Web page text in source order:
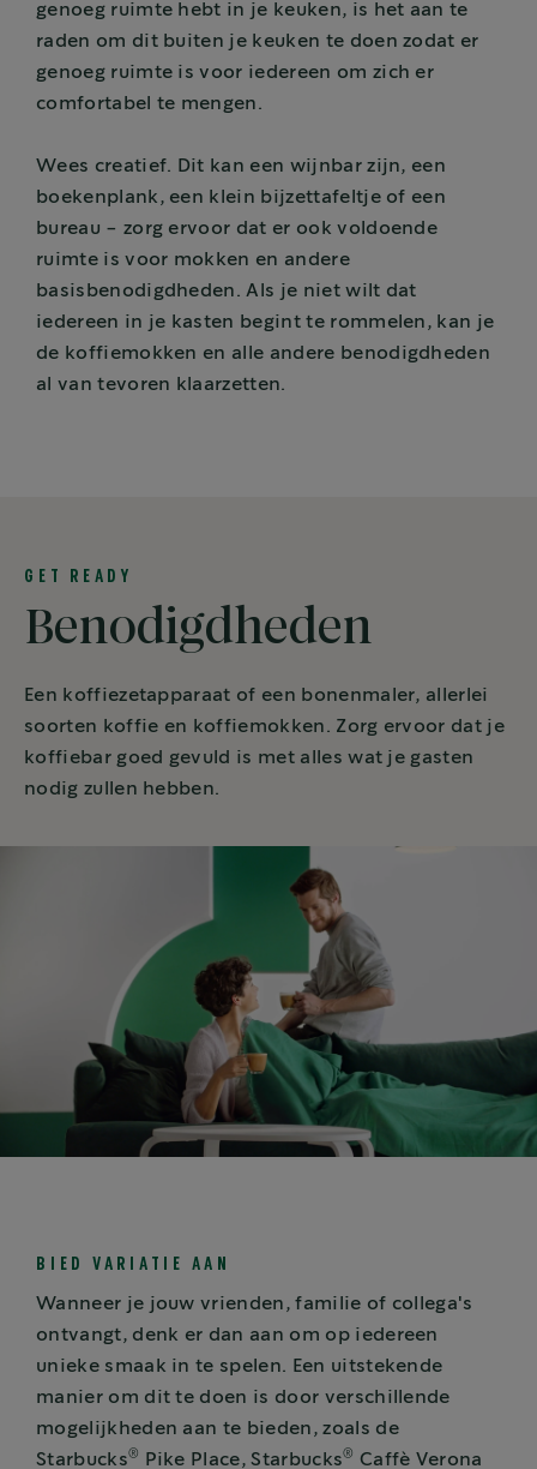
genoeg ruimte hebt in je keuken, is het aan te
raden om dit buiten je keuken te doen zodat er
genoeg ruimte is voor iedereen om zich er
comfortabel te mengen.
Wees creatief. Dit kan een wijnbar zijn, een
boekenplank, een klein bijzettafeltje of een
bureau - zorg ervoor dat er ook voldoende
ruimte is voor mokken en andere
basisbenodigdheden. Als je niet wilt dat
iedereen in je kasten begint te rommelen, kan je
de koffiemokken en alle andere benodigdheden
al van tevoren klaarzetten.
GET READY
Benodigdheden
Een koffiezetapparaat of een bonenmaler, allerlei
soorten koffie en koffiemokken. Zorg ervoor dat je
koffiebar goed gevuld is met alles wat je gasten
nodig zullen hebben.
BIED VARIATIE AAN
Wanneer je jouw vrienden, familie of collega's
ontvangt, denk er dan aan om op iedereen
unieke smaak in te spelen. Een uitstekende
manier om dit te doen is door verschillende
mogelijkheden aan te bieden, zoals de
Starbucks® Pike Place, Starbucks® Caffè Verona